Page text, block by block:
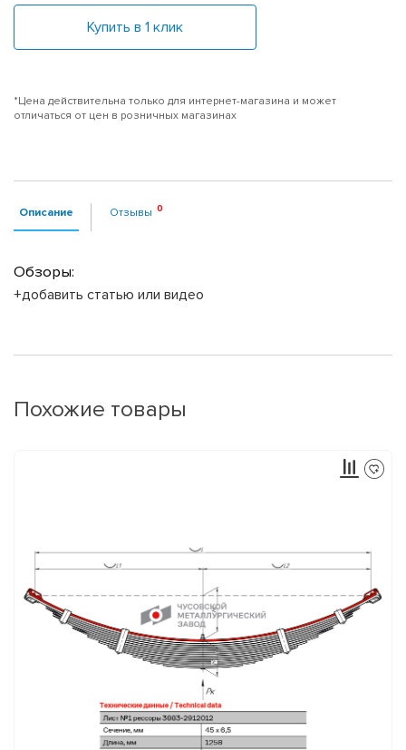
Купить в 1 клик
*Цена действительна только для интернет-магазина и может
отличаться от цен в розничных магазинах
Описание Отзывы
Обзоры:
+добавить статью или видео
Похожие товары